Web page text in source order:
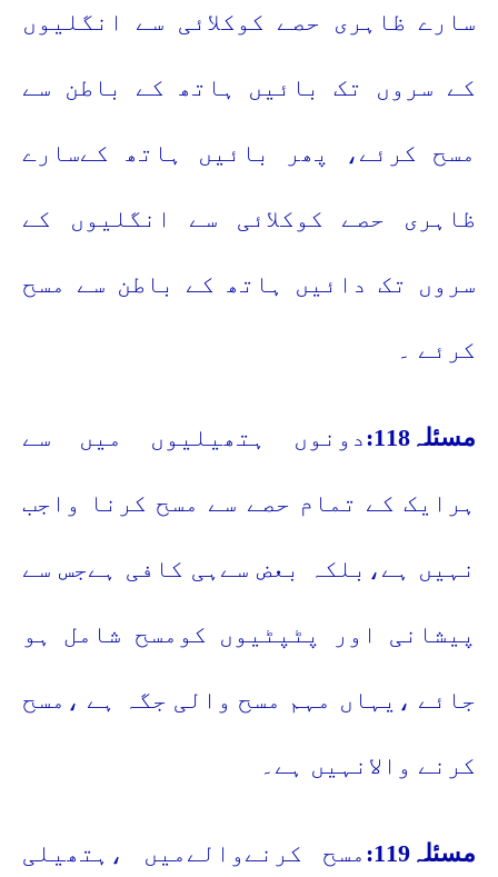
سارے ظاہری حصے کوکلائی سے انگلیوں
کے سروں تک بائیں ہاتھ کے باطن سے
مسح کرئے، پھر بائیں ہاتھ کےسارے
ظاہری حصے کوکلائی سے انگلیوں کے
سروں تک دائیں ہاتھ کے باطن سے مسح
کرئے ۔
مسئلہ118: دونوں ہتھیلیوں میں سے
ہرایک کے تمام حصے سے مسح کرنا واجب
نہیں ہے،بلکہ بعض سےہی کافی ہےجس سے
پیشانی اور پٹپٹیوں کومسح شامل ہو
جائے ،یہاں مہم مسح والی جگہ ہے ،مسح
کرنے والانہیں ہے۔
مسئلہ119: مسح کرنےوالےمیں ،ہتھیلی